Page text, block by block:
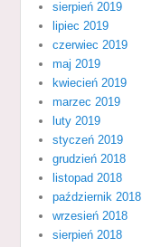
sierpień 2019
lipiec 2019
czerwiec 2019
maj 2019
kwiecień 2019
marzec 2019
luty 2019
styczeń 2019
grudzień 2018
listopad 2018
październik 2018
wrzesień 2018
sierpień 2018